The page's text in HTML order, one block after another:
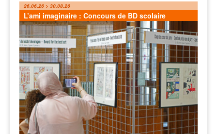
26.06.26 > 30.08.26
L’ami imaginaire : Concours de BD scolaire